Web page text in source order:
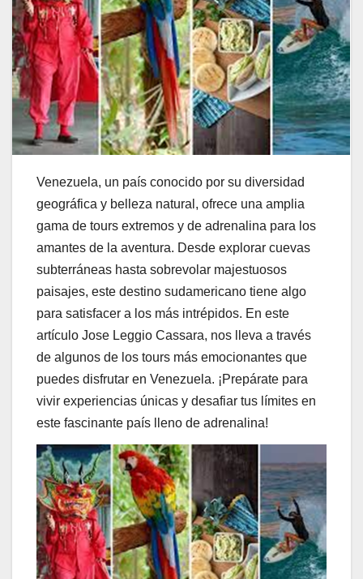
Venezuela, un país conocido por su diversidad
geográfica y belleza natural, ofrece una amplia
gama de tours extremos y de adrenalina para los
amantes de la aventura. Desde explorar cuevas
subterráneas hasta sobrevolar majestuosos
paisajes, este destino sudamericano tiene algo
para satisfacer a los más intrépidos. En este
artículo Jose Leggio Cassara, nos lleva a través
de algunos de los tours más emocionantes que
puedes disfrutar en Venezuela. ¡Prepárate para
vivir experiencias únicas y desafiar tus límites en
este fascinante país lleno de adrenalina!